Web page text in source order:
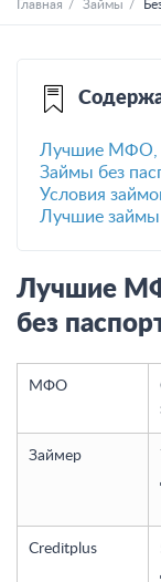
Главная Займы
Лучшие МФО,
Займы без
Условия
Лучшие займы
Лучшие
без
МФО
Займер
Creditplus